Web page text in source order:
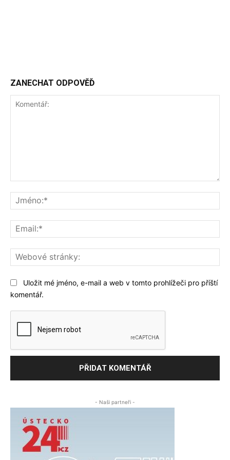
ZANECHAT ODPOVĚĎ
Uložit mé jméno, e-mail a web v tomto prohlížeči pro příští
komentář.
- Naši partneři -